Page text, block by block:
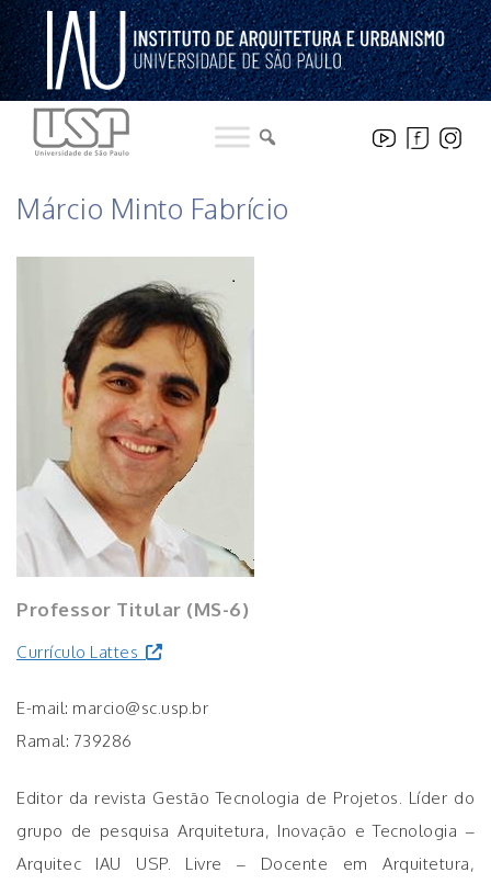
Pular
para
o
conteúdo
Márcio Minto Fabrício
Professor Titular (MS-6)
Currículo Lattes
E-mail: marcio@sc.usp.br
Ramal: 739286
Editor da revista Gestão Tecnologia de Projetos. Líder do
grupo de pesquisa Arquitetura, Inovação e Tecnologia –
Arquitec IAU USP. Livre – Docente em Arquitetura,